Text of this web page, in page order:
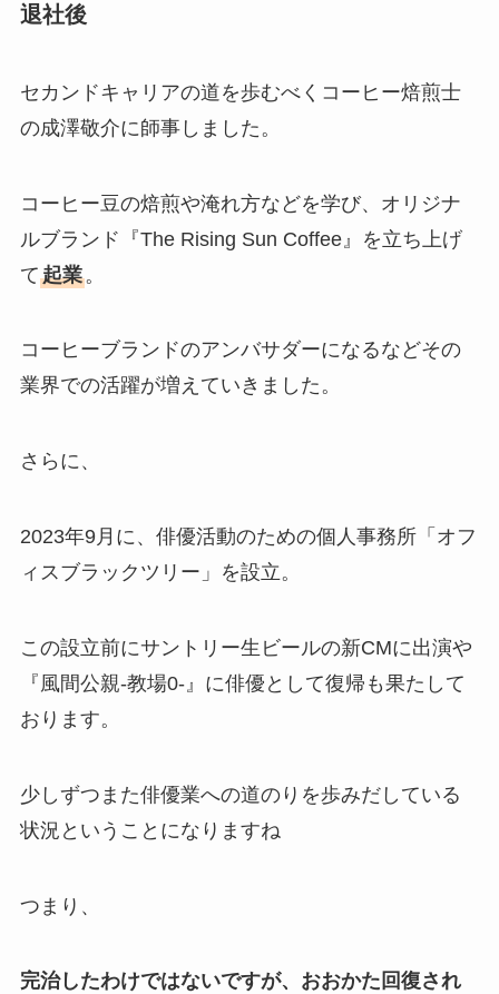
退社後
セカンドキャリアの道を歩むべくコーヒー焙煎士
の成澤敬介に師事しました。
コーヒー豆の焙煎や淹れ方などを学び、オリジナ
ルブランド『The Rising Sun Coffee』を立ち上げ
て起業。
コーヒーブランドのアンバサダーになるなどその
業界での活躍が増えていきました。
さらに、
2023年9月に、俳優活動のための個人事務所「オフ
ィスブラックツリー」を設立。
この設立前にサントリー生ビールの新CMに出演や
『風間公親-教場0-』に俳優として復帰も果たして
おります。
少しずつまた俳優業への道のりを歩みだしている
状況ということになりますね
つまり、
完治したわけではないですが、おおかた回復され